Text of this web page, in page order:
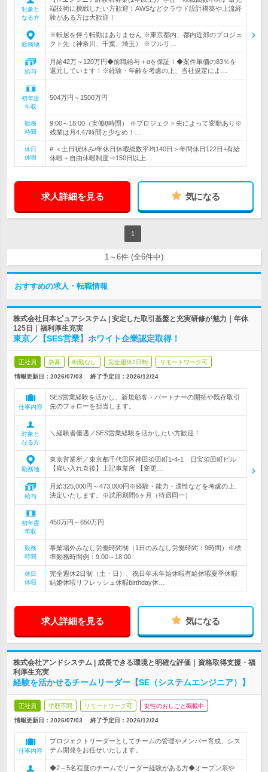
対象と
なる方
端技術に挑戦したい方歓迎！AWSなどクラウド設計構築や上流経
験がある方は大歓迎！
勤務地
※転居を伴う転勤はありません ※東京都内、都内近郊のプロジェ
クト先（神奈川、千葉、埼玉） ※フルリ…
給与
月給42万～120万円◆前職給与＋αを保証！◆案件単価の83％を
還元しています！※経験・年齢を考慮の上、当社規定によ…
初年度
年収
504万円～1500万円
勤務
時間
9:00～18:00（実働8時間） ※プロジェクト先によって変動あり※
残業は月4.47時間と少なめ！…
休日
休暇
# ＜土日祝休み/年休日休暇総数平均140日＞年間休日122日+有給
休暇＋自由休暇制度⇒150日以上…
求人詳細を見る 気になる
1
1～6件 (全6件中)
おすすめの求人・転職情報
株式会社日本ピュアシステム | 安定した取引基盤と充実研修が魅力｜年休
125日｜福利厚生充実
東京／【SES営業】ホワイト企業認定取得！
正社員 急募 転勤なし 完全週休2日制 リモートワーク可
情報更新日：2026/07/03 終了予定日： 2026/12/24
仕事内容
SES営業経験を活かし、新規顧客・パートナーの開拓や既存取引
先のフォローを担当します。
対象と
なる方
＼経験者優遇／SES営業経験を活かしたい方歓迎！
勤務地
東京営業所／東京都千代田区神田須田町1-4-1 日宝須田町ビル
【雇い入れ直後】上記事業所 【変更…
給与
月給325,000円～473,000円※経験・能力・適性などを考慮の上、
決定いたします。※試用期間6ヶ月（待遇同一）
初年度
年収
450万円～650万円
勤務
時間
事業場外みなし労働時間制（1日のみなし労働時間：9時間）※標
準勤務時間例：9:00～18:00
休日
休暇
完全週休2日制（土・日）、祝日年末年始休暇有給休暇夏季休暇
結婚休暇リフレッシュ休暇birthday休…
求人詳細を見る 気になる
株式会社アンドシステム | 成長できる環境と明確な評価｜資格取得支援・福
利厚生充実
経験を活かせるチームリーダー【SE（システムエンジニア）】
正社員 学歴不問 リモートワーク可 女性のおしごと掲載中
情報更新日：2026/07/03 終了予定日： 2026/12/24
仕事内容
プロジェクトリーダーとしてチームの管理やメンバー育成、シス
テム開発をお任せいたします。
◆2～5名程度のチームでリーダー経験がある方◆オープン系や